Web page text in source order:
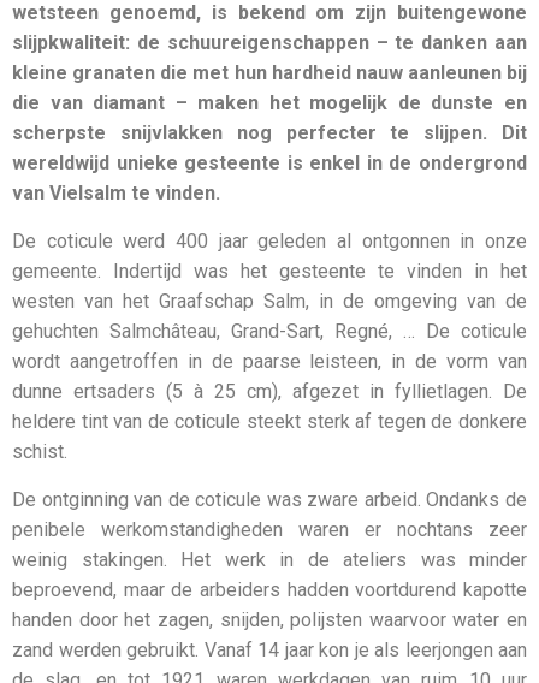
wetsteen genoemd, is bekend om zijn buitengewone
slijpkwaliteit: de schuureigenschappen – te danken aan
kleine granaten die met hun hardheid nauw aanleunen bij
die van diamant – maken het mogelijk de dunste en
scherpste snijvlakken nog perfecter te slijpen. Dit
wereldwijd unieke gesteente is enkel in de ondergrond
van Vielsalm te vinden.
De coticule werd 400 jaar geleden al ontgonnen in onze
gemeente. Indertijd was het gesteente te vinden in het
westen van het Graafschap Salm, in de omgeving van de
gehuchten Salmchâteau, Grand-Sart, Regné, … De coticule
wordt aangetroffen in de paarse leisteen, in de vorm van
dunne ertsaders (5 à 25 cm), afgezet in fyllietlagen. De
heldere tint van de coticule steekt sterk af tegen de donkere
schist.
De ontginning van de coticule was zware arbeid. Ondanks de
penibele werkomstandigheden waren er nochtans zeer
weinig stakingen. Het werk in de ateliers was minder
beproevend, maar de arbeiders hadden voortdurend kapotte
handen door het zagen, snijden, polijsten waarvoor water en
zand werden gebruikt. Vanaf 14 jaar kon je als leerjongen aan